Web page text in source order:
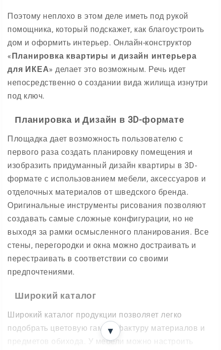
Поэтому неплохо в этом деле иметь под рукой
помощника, который подскажет, как благоустроить
дом и оформить интерьер. Онлайн-конструктор
«Планировка квартиры и дизайн интерьера
для ИКЕА» делает это возможным. Речь идет
непосредственно о создании вида жилища изнутри
под ключ.
Планировка и Дизайн в 3D-формате
Площадка дает возможность пользователю с
первого раза создать планировку помещения и
изобразить придуманный дизайн квартиры в 3D-
формате с использованием мебели, аксессуаров и
отделочных материалов от шведского бренда.
Оригинальные инструменты рисования позволяют
создавать самые сложные конфигурации, но не
выходя за рамки осмысленного планирования. Все
стены, перегородки и окна можно достраивать и
перестраивать в соответствии со своими
предпочтениями.
Широкий каталог
Широкий каталог продукции позволяет легко
подобрать цветовую гамму, фактуру материалов и
предметов обихода. У мебели можно настроить
▼